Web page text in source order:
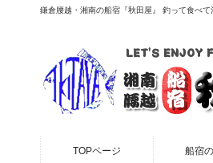
鎌倉腰越・湘南の船宿『秋田屋』 釣って食べて
TOPページ 船宿